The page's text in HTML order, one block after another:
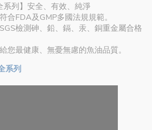
列】安全、有效、純淨
合FDA及GMP多國法規規範。
檢測砷、鉛、鎘、汞、銅重金屬合格
您最健康、無憂無慮的魚油品質。
系列